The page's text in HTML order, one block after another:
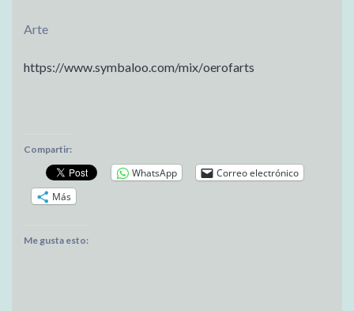
Arte
https://www.symbaloo.com/mix/oerofarts
Compartir:
WhatsApp
Correo electrónico
Más
Me gusta esto: